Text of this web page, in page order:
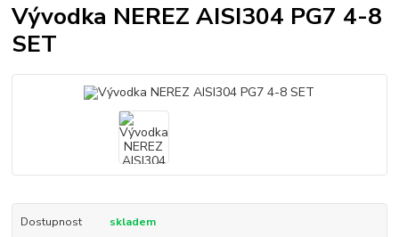
Vývodka NEREZ AISI304 PG7 4-8
SET
Dostupnost skladem